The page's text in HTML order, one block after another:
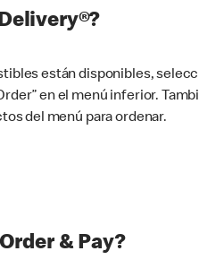
están disponibles,
en el menú inferior.
del menú para ordenar.
& Pay?